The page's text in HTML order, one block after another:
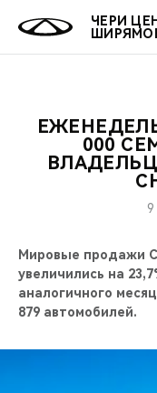
ЧЕРИ
СЕДАНЫ
НОВИНКИ
ПОДДЕРЖКА
CHERY CONNECT
CHERY В СОЦСЕТЯХ
ЛЮДИ CHERY
000
Мировые продажи
увеличились на
аналогичного
879 автомобилей.